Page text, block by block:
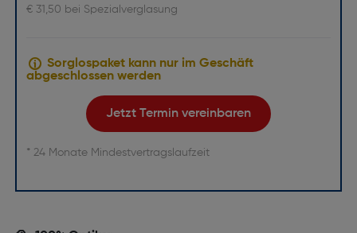
€ 31,50 bei Spezialverglasung
Sorglospaket kann nur im Geschäft
abgeschlossen werden
Jetzt Termin vereinbaren
* 24 Monate Mindestvertragslaufzeit